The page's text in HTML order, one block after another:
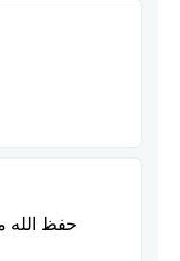
حفظ الله